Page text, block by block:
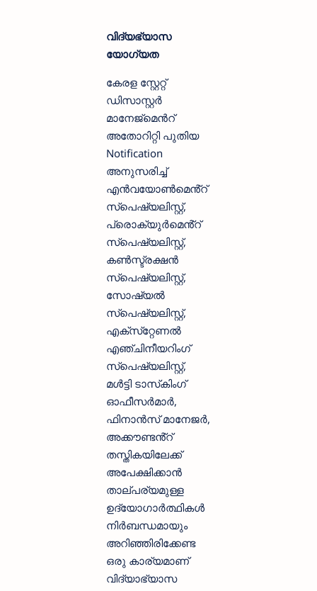
വിദ്യഭ്യാസ
യോഗ്യത
കേരള സ്റ്റേറ്റ്
ഡിസാസ്റ്റർ
മാനേജ്മെൻറ്
അതോറിറ്റി പുതിയ
Notification
അനുസരിച്ച്
എൻവയോൺമെൻ്റ്
സ്‌പെഷ്യലിസ്റ്റ്,
പ്രൊക്യുർമെൻ്റ്
സ്‌പെഷ്യലിസ്റ്റ്,
കൺസ്ട്രക്ഷൻ
സ്‌പെഷ്യലിസ്റ്റ്,
സോഷ്യൽ
സ്‌പെഷ്യലിസ്റ്റ്,
എക്‌സ്‌റ്റേണൽ
എഞ്ചിനീയറിംഗ്
സ്‌പെഷ്യലിസ്റ്റ്,
മൾട്ടി ടാസ്‌കിംഗ്
ഓഫീസർമാർ,
ഫിനാൻസ് മാനേജർ,
അക്കൗണ്ടൻ്റ്
തസ്തികയിലേക്ക്
അപേക്ഷിക്കാന്‍
താല്പര്യമുള്ള
ഉദ്യോഗാര്‍ത്ഥികള്‍
നിര്‍ബന്ധമായും
അറിഞ്ഞിരിക്കേണ്ട
ഒരു കാര്യമാണ്
വിദ്യാഭ്യാസ